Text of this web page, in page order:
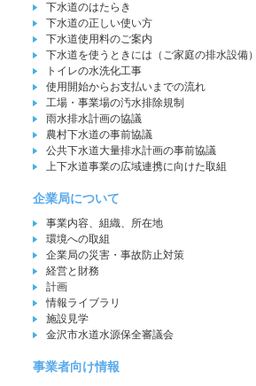
下水道のはたらき
下水道の正しい使い方
下水道使用料のご案内
下水道を使うときには（ご家庭の排水設備）
トイレの水洗化工事
使用開始からお支払いまでの流れ
工場・事業場の汚水排除規制
雨水排水計画の協議
農村下水道の事前協議
公共下水道大量排水計画の事前協議
上下水道事業の広域連携に向けた取組
企業局について
事業内容、組織、所在地
環境への取組
企業局の災害・事故防止対策
経営と財務
計画
情報ライブラリ
施設見学
金沢市水道水源保全審議会
事業者向け情報